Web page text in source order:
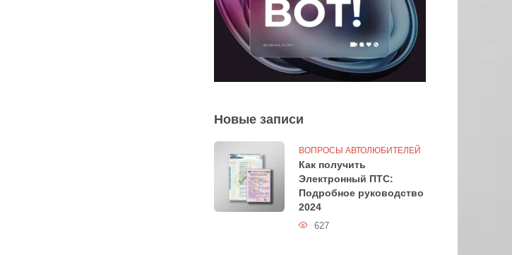
Новые записи
ВОПРОСЫ АВТОЛЮБИТЕЛЕЙ
Как получить
Электронный ПТС:
Подробное руководство
2024
627